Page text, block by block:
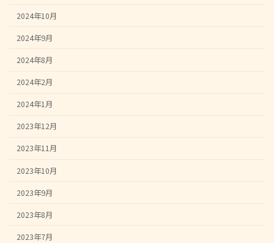
2024年10月
2024年9月
2024年8月
2024年2月
2024年1月
2023年12月
2023年11月
2023年10月
2023年9月
2023年8月
2023年7月